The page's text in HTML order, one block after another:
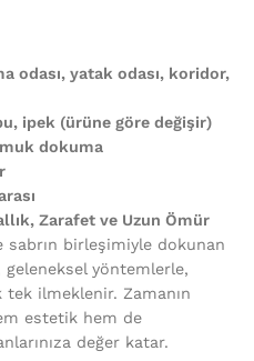
odası, yatak odası, koridor,
ipek (ürüne göre değişir)
dokuma
Zarafet ve Uzun Ömür
sabrın birleşimiyle dokunan
geleneksel yöntemlerle,
ilmeklenir. Zamanın
estetik hem de
değer katar.